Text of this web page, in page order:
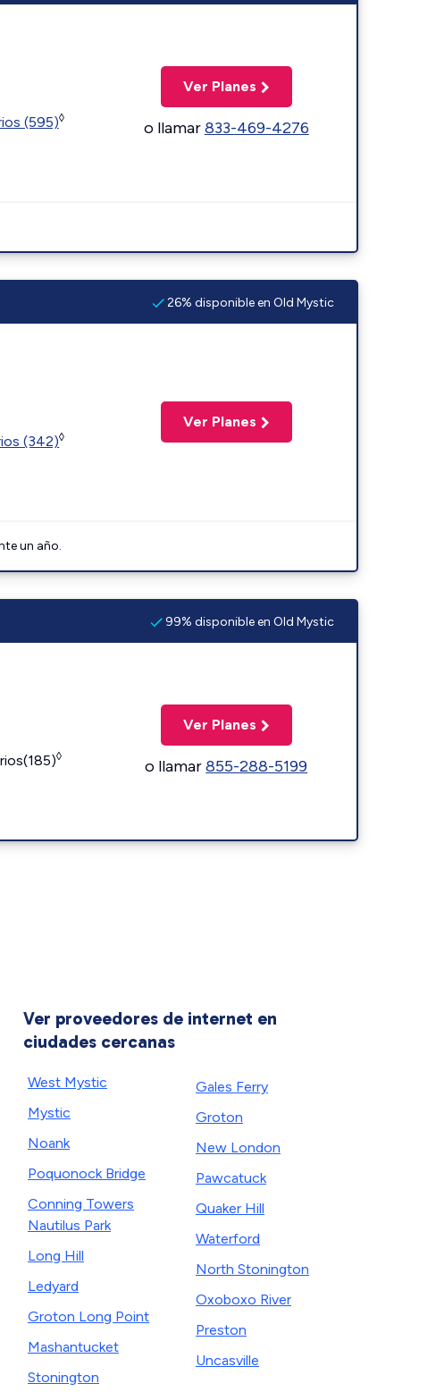
(595)◊
Ver Planes
o llamar833-469-4276
26% disponible en Old Mystic
(342)◊
Ver Planes
un año.
99% disponible en Old Mystic
◊
Ver Planes
o llamar855-288-5199
Ver proveedores de internet en
ciudades cercanas
West Mystic
Mystic
Noank
Poquonock Bridge
Conning Towers
Nautilus Park
Long Hill
Ledyard
Groton Long Point
Mashantucket
Stonington
Gales Ferry
Groton
New London
Pawcatuck
Quaker Hill
Waterford
North Stonington
Oxoboxo River
Preston
Uncasville